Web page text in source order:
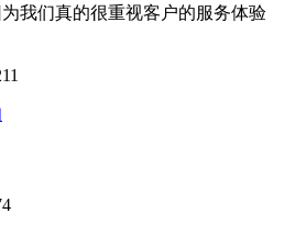
我们真的很重视客户的服务体验